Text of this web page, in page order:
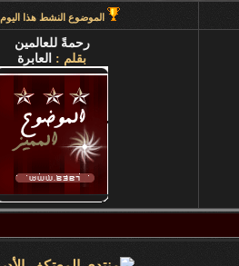
الموضوع النشط هذا اليوم
رحمةً للعالمين
بقلم : العابرة